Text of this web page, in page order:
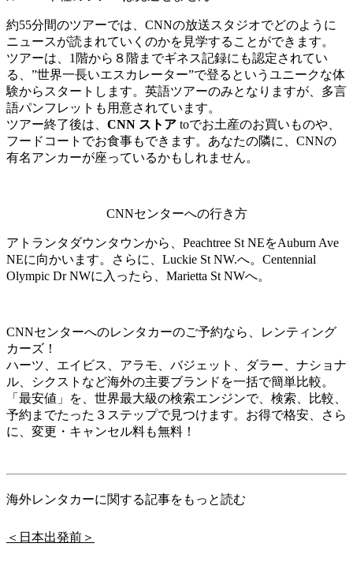
約55分間のツアーでは、CNNの放送スタジオでどのように
ニュースが読まれていくのかを見学することができます。
ツアーは、1階から８階までギネス記録にも認定されてい
る、”世界一長いエスカレーター”で登るというユニークな体
験からスタートします。英語ツアーのみとなりますが、多言
語パンフレットも用意されています。
ツアー終了後は、 CNN ストア toでお土産のお買いものや、
フードコートでお食事もできます。あなたの隣に、CNNの
有名アンカーが座っているかもしれません。
CNNセンターへの行き方
アトランタダウンタウンから、Peachtree St NEをAuburn Ave
NEに向かいます。さらに、Luckie St NW.へ。Centennial
Olympic Dr NWに入ったら、Marietta St NWへ。
CNNセンターへのレンタカーのご予約なら、レンティング
カーズ！
ハーツ、エイビス、アラモ、バジェット、ダラー、ナショナ
ル、シクストなど海外の主要ブランドを一括で簡単比較。
「最安値」を、世界最大級の検索エンジンで、検索、比較、
予約までたった３ステップで見つけます。お得で格安、さら
に、変更・キャンセル料も無料！
海外レンタカーに関する記事をもっと読む
＜日本出発前＞